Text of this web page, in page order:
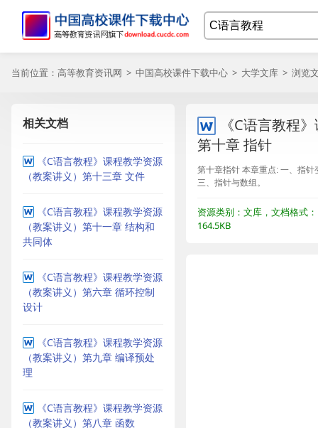
当前位置： 高等教育资讯网 > 中国高校课件下载中心 > 大学文库 > 浏览
相关文档
《C语言教程》课程教学资源
（教案讲义）第十三章 文件
《C语言教程》课程教学资源
（教案讲义）第十一章 结构和
共同体
《C语言教程》课程教学资源
（教案讲义）第六章 循环控制
设计
《C语言教程》课程教学资源
（教案讲义）第九章 编译预处
理
《C语言教程》课程教学资源
（教案讲义）第八章 函数
《C语言教程
第十章 指针
第十章指针 本章重点: 一、指
三、指针与数组。
资源类别：文库，文档格式
164.5KB